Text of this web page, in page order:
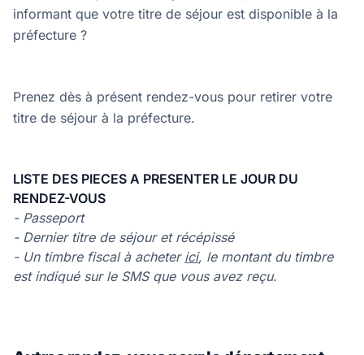
informant que votre titre de séjour est disponible à la
préfecture ?
Prenez dès à présent rendez-vous pour retirer votre
titre de séjour à la préfecture.
LISTE DES PIECES A PRESENTER LE JOUR DU
RENDEZ-VOUS
- Passeport
- Dernier titre de séjour et récépissé
- Un timbre fiscal à acheter ici, le montant du timbre
est indiqué sur le SMS que vous avez reçu.